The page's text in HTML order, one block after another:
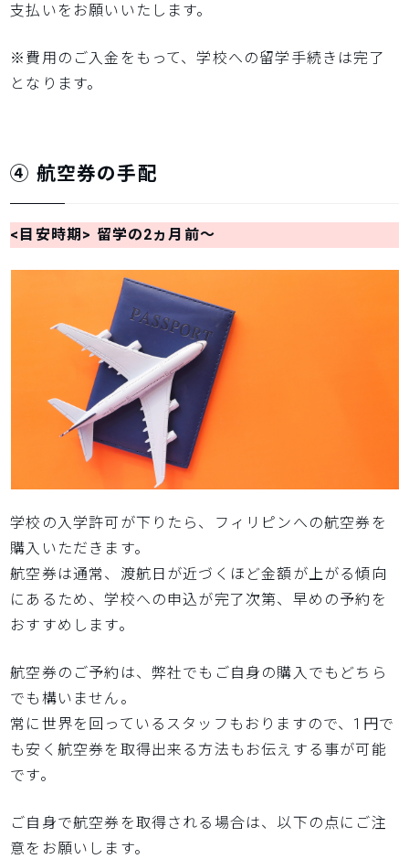
支払いをお願いいたします。
※費用のご入金をもって、学校への留学手続きは完了
となります。
④ 航空券の手配
<目安時期> 留学の2ヵ月前～
学校の入学許可が下りたら、フィリピンへの航空券を
購入いただきます。
航空券は通常、渡航日が近づくほど金額が上がる傾向
にあるため、学校への申込が完了次第、早めの予約を
おすすめします。
航空券のご予約は、弊社でもご自身の購入でもどちら
でも構いません。
常に世界を回っているスタッフもおりますので、1円で
も安く航空券を取得出来る方法もお伝えする事が可能
です。
ご自身で航空券を取得される場合は、以下の点にご注
意をお願いします。